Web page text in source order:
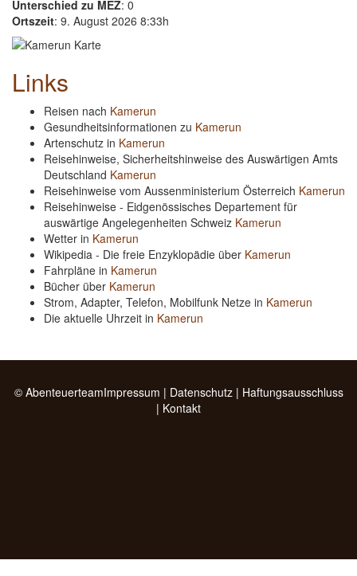
Unterschied zu MEZ: 0
Ortszeit: 9. August 2026 8:33h
Links
Reisen nach Kamerun
Gesundheitsinformationen zu Kamerun
Artenschutz in Kamerun
Reisehinweise, Sicherheitshinweise des Auswärtigen Amts
Deutschland Kamerun
Reisehinweise vom Aussenministerium Österreich Kamerun
Reisehinweise - Eidgenössisches Departement für
auswärtige Angelegenheiten Schweiz Kamerun
Wetter in Kamerun
Wikipedia - Die freie Enzyklopädie über Kamerun
Fahrpläne in Kamerun
Bücher über Kamerun
Strom, Adapter, Telefon, Mobilfunk Netze in Kamerun
Die aktuelle Uhrzeit in Kamerun
© AbenteuerteamImpressum | Datenschutz| Haftungsausschluss
| Kontakt